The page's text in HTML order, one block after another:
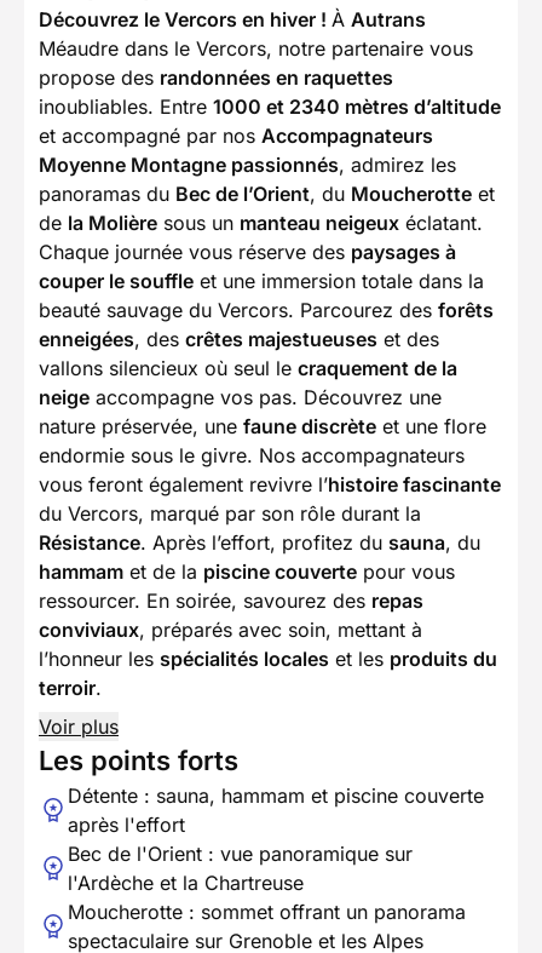
Découvrez le Vercors en hiver ! À Autrans
Méaudre dans le Vercors, notre partenaire vous
propose des randonnées en raquettes
inoubliables. Entre 1000 et 2340 mètres d’altitude
et accompagné par nos Accompagnateurs
Moyenne Montagne passionnés, admirez les
panoramas du Bec de l’Orient, du Moucherotte et
de la Molière sous un manteau neigeux éclatant.
Chaque journée vous réserve des paysages à
couper le souffle et une immersion totale dans la
beauté sauvage du Vercors. Parcourez des forêts
enneigées, des crêtes majestueuses et des
vallons silencieux où seul le craquement de la
neige accompagne vos pas. Découvrez une
nature préservée, une faune discrète et une flore
endormie sous le givre. Nos accompagnateurs
vous feront également revivre l’histoire fascinante
du Vercors, marqué par son rôle durant la
Résistance. Après l’effort, profitez du sauna, du
hammam et de la piscine couverte pour vous
ressourcer. En soirée, savourez des repas
conviviaux, préparés avec soin, mettant à
l’honneur les spécialités locales et les produits du
terroir.
Voir plus
Les points forts
Détente : sauna, hammam et piscine couverte
après l'effort
Bec de l'Orient : vue panoramique sur
l'Ardèche et la Chartreuse
Moucherotte : sommet offrant un panorama
spectaculaire sur Grenoble et les Alpes